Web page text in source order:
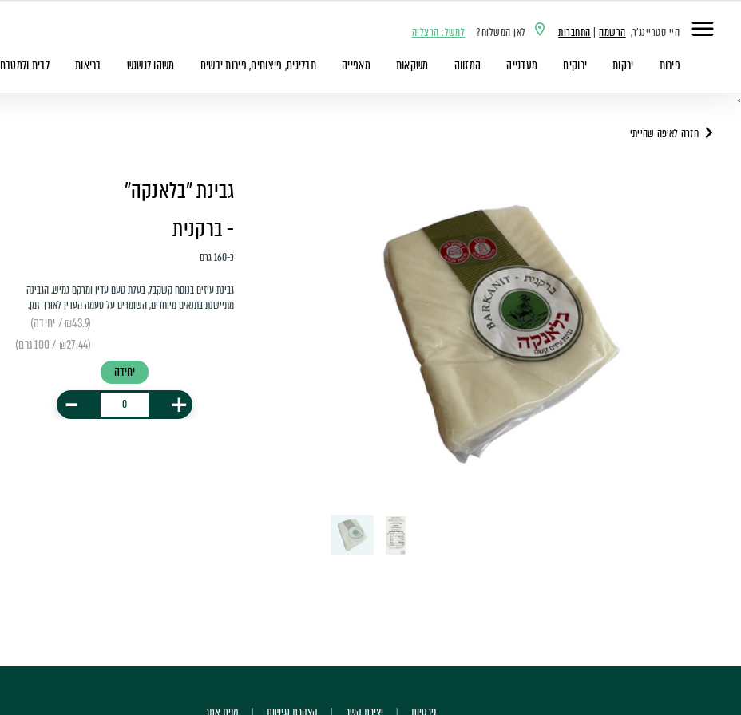
היי סטריינג'ר, הרשמה| התחברות לאן המשלוח? למשל: הרצליה
פירות ירקות ירוקים מעדנייה המזווה משקאות מאפייה תבלינים, פיצוחים, פירות יבשים משהו לנשנש בריאות לבית ולמטבח
>
חזרה לאיפה שהייתי
גבינת "בלאנקה"
- ברקנית
כ-160 גרם
גבינת עיזים בנוסח קשקבל, בעלת טעם עדין ומרקם גמיש. הגבינה
מתיישנת בתנאים מיוחדים, השומרים על טעמה העדין לאורך זמן.
(₪43.9 / יחידה)
(₪27.44 / 100 גרם)
יחידה
+
-